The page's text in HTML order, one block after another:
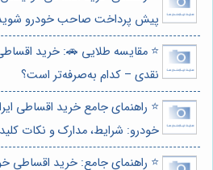
پیش پرداخت صاحب خودرو
⭐️ مقایسه طلایی 🚗: خرید
نقدی – کدام به‌صرفه‌تر است؟
⭐️ راهنمای جامع خرید اقساطی
خودرو: شرایط، مدارک و نکات
⭐️ راهنمای جامع: خرید اقساطی